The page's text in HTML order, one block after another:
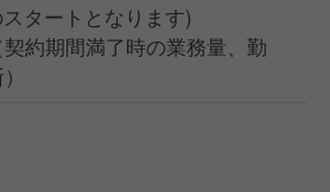
タートとなります)
約期間満了時の業務量、勤